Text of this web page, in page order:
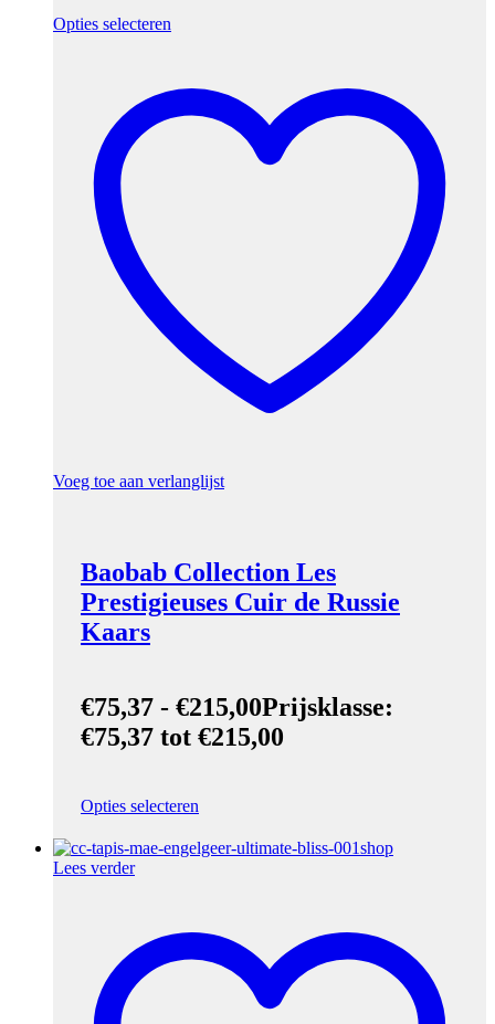
Opties selecteren
Voeg toe aan verlanglijst
Baobab Collection Les
Prestigieuses Cuir de Russie
Kaars
€75,37 - €215,00Prijsklasse:
€75,37 tot €215,00
Opties selecteren
Lees verder